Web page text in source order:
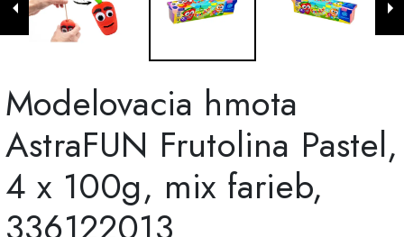
Modelovacia hmota
AstraFUN Frutolina Pastel,
4 x 100g, mix farieb,